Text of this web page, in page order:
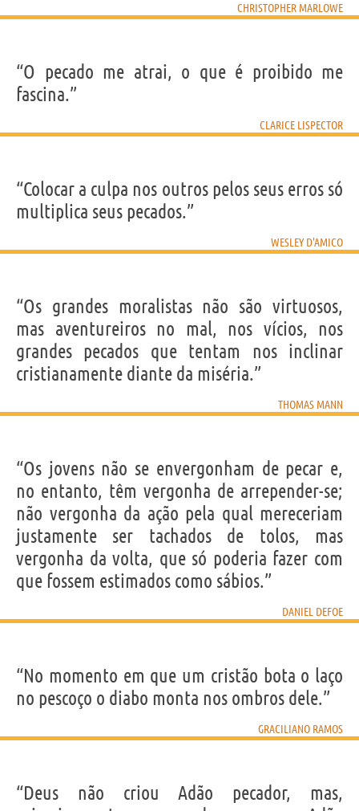
CHRISTOPHER MARLOWE
“O pecado me atrai, o que é proibido me
fascina.”
CLARICE LISPECTOR
“Colocar a culpa nos outros pelos seus erros só
multiplica seus pecados.”
WESLEY D'AMICO
“Os grandes moralistas não são virtuosos,
mas aventureiros no mal, nos vícios, nos
grandes pecados que tentam nos inclinar
cristianamente diante da miséria.”
THOMAS MANN
“Os jovens não se envergonham de pecar e,
no entanto, têm vergonha de arrepender-se;
não vergonha da ação pela qual mereceriam
justamente ser tachados de tolos, mas
vergonha da volta, que só poderia fazer com
que fossem estimados como sábios.”
DANIEL DEFOE
“No momento em que um cristão bota o laço
no pescoço o diabo monta nos ombros dele.”
GRACILIANO RAMOS
“Deus não criou Adão pecador, mas,